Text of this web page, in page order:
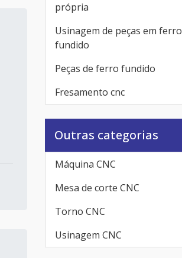
própria
Usinagem de peças em ferro
fundido
Peças de ferro fundido
Fresamento cnc
Outras categorias
Máquina CNC
Mesa de corte CNC
Torno CNC
Usinagem CNC